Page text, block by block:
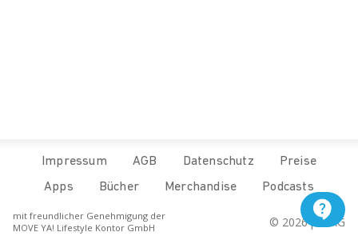
Impressum AGB Datenschutz
Preise
Apps
Bücher Merchandise Podcasts
mit freundlicher Genehmigung der
MOVE YA! Lifestyle Kontor GmbH
© 2026 pur.AG